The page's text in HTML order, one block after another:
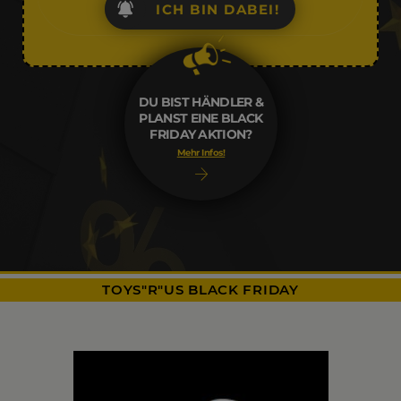
DU BIST HÄNDLER &
PLANST EINE BLACK
FRIDAY AKTION?
Mehr Infos!
ICH BIN DABEI!
TOYS"R"US BLACK FRIDAY